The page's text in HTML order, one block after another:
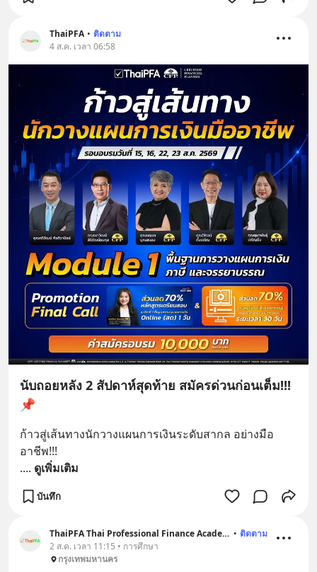
ThaiPFA • ติดตาม
4 ส.ค. เวลา 06:58
นับถอยหลัง 2 สัปดาห์สุดท้าย สมัครด่วนก่อนเต็ม!!!
📌
ก้าวสู่เส้นทางนักวางแผนการเงินระดับสากล อย่างมือ
อาชีพ!!!
.... ดูเพิ่มเติม
บันทึก
ThaiPFA Thai Professional Finance Academy • ติดตาม
2 ส.ค. เวลา 11:15 • การศึกษา
กรุงเทพมหานคร